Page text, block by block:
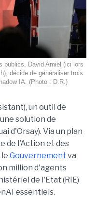
publics, David Amiel (ici lors
décide de généraliser trois
IA. (Photo : D.R.)
un outil de
solution de
d'Orsay). Via un plan
de l'Action et des
le Gouvernement va
million d'agents
de l'Etat (RIE)
essentiels.